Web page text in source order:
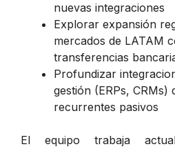
nuevas integraciones
Explorar expansión
mercados de LATAM
transferencias
Profundizar
gestión (ERPs,
recurrentes pasivos
El equipo trabaja